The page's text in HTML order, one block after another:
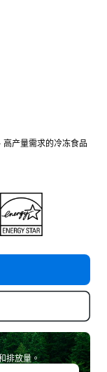
高产量需求的冷冻食品
排放量。